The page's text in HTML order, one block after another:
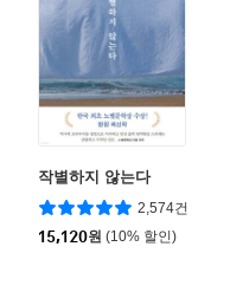
작별하지 않는다
2,574건
15,120원 (10% 할인)